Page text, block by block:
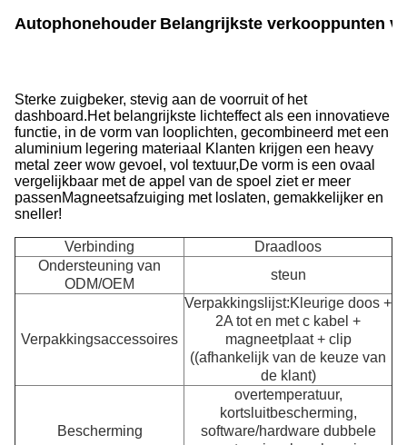
Autophonehouder Belangrijkste verkooppunten
Sterke zuigbeker, stevig aan de voorruit of het
dashboard.Het belangrijkste lichteffect als een innovatieve
functie, in de vorm van looplichten, gecombineerd met een
aluminium legering materiaal Klanten krijgen een heavy
metal zeer wow gevoel, vol textuur,De vorm is een ovaal
vergelijkbaar met de appel van de spoel ziet er meer
passenMagneetsafzuiging met loslaten, gemakkelijker en
sneller!
Verbinding
Draadloos
Ondersteuning van
ODM/OEM
steun
Verpakkingsaccessoires
Verpakkingslijst:Kleurige doos +
2A tot en met c kabel +
magneetplaat + clip
((afhankelijk van de keuze van
de klant)
Bescherming
overtemperatuur,
kortsluitbescherming,
software/hardware dubbele